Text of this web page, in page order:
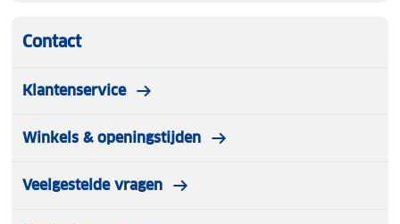
Contact
Klantenservice
Winkels & openingstijden
Veelgestelde vragen